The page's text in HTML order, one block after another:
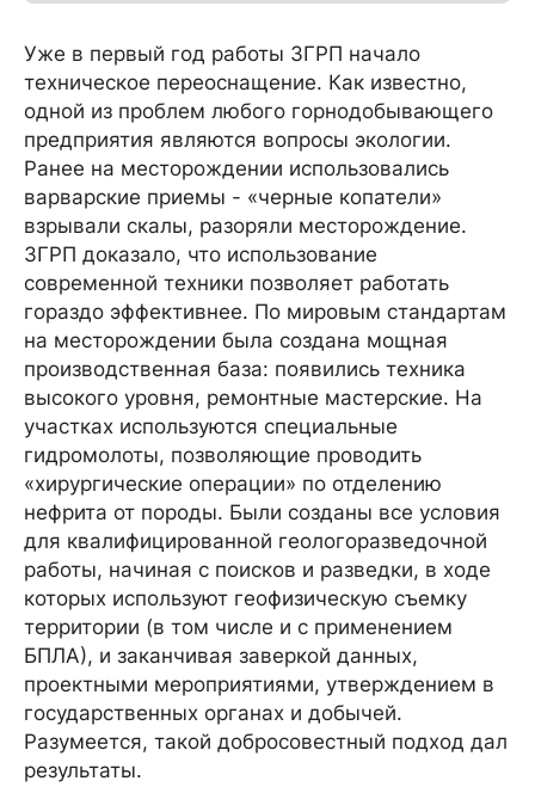
Уже в первый год работы ЗГРП начало
техническое переоснащение. Как известно,
одной из проблем любого горнодобывающего
предприятия являются вопросы экологии.
Ранее на месторождении использовались
варварские приемы - «черные копатели»
взрывали скалы, разоряли месторождение.
ЗГРП доказало, что использование
современной техники позволяет работать
гораздо эффективнее. По мировым стандартам
на месторождении была создана мощная
производственная база: появились техника
высокого уровня, ремонтные мастерские. На
участках используются специальные
гидромолоты, позволяющие проводить
«хирургические операции» по отделению
нефрита от породы. Были созданы все условия
для квалифицированной геологоразведочной
работы, начиная с поисков и разведки, в ходе
которых используют геофизическую съемку
территории (в том числе и с применением
БПЛА), и заканчивая заверкой данных,
проектными мероприятиями, утверждением в
государственных органах и добычей.
Разумеется, такой добросовестный подход дал
результаты.